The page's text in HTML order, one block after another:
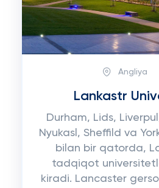
Angliya
Lankastr
Durham, Lids,
Nyukasl, Sheffild va
bilan bir qatorda,
tadqiqot
kiradi. Lancaster